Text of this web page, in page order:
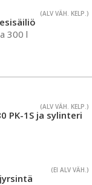
(ALV VÄH. KELP.)
300 l
(ALV VÄH. KELP.)
PK-1S ja sylinteri
(EI ALV VÄH.)